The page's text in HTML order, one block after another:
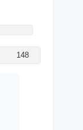
148